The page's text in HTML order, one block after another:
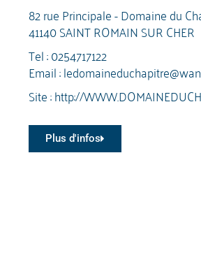
82 rue Principale - Domaine du
41140 SAINT ROMAIN SUR CHER
Tel :0254717122
Email :
Site :http://
Plus d'infos